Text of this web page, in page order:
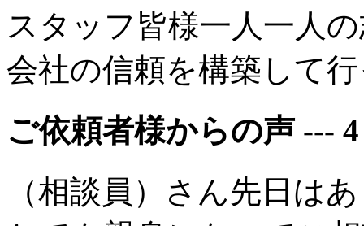
スタッフ皆様一人一人
会社の信頼を構築して
ご依頼者様からの声 --- 4
（相談員）さん先日は